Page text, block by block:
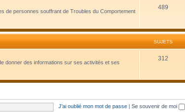
de personnes souffrant de Troubles du Comportement
489
SUJETS
donner des informations sur ses activités et ses
312
J’ai oublié mon mot de passe Se souvenir de moi